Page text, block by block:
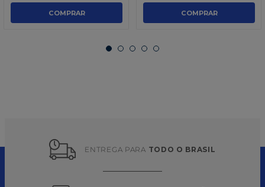
COMPRAR COMPRAR
ENTREGA PARA TODO O BRASIL